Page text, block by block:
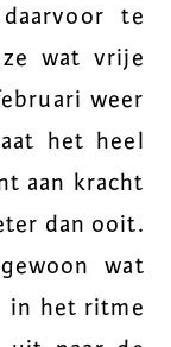
te
wat vrije
weer
het heel
aan kracht
dan ooit.
wat
in het ritme